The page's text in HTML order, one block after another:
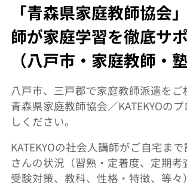
「青森県家庭教師協会
師が家庭学習を徹底サ
（八戸市・家庭教師・塾
八戸市、三戸郡で家庭教師派遣をご
青森県家庭教師協会／KATEKYOの
しください。
KATEKYOの社会人講師がご自宅ま
さんの状況（習熟・定着度、定期考
受験対策、教科、性格・特徴、等々